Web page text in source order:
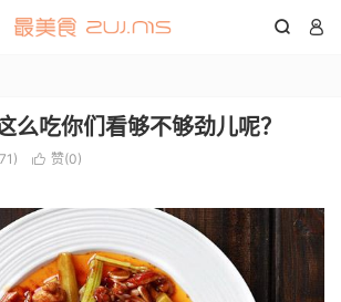
 
么吃你们看够不够劲儿呢？
 赞(0)